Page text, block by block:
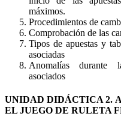
máximos.
Procedimientos de
Comprobación de las
Tipos de apuestas y
asociadas
Anomalías durante
asociados
UNIDAD DIDÁCTICA 2.
EL JUEGO DE RULETA